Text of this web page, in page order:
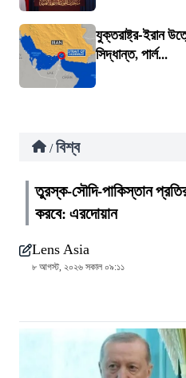
যুক্তরাষ্ট্র-ইরান
সিদ্ধান্ত, পার্ল...
/ বিশ্ব
তুরস্ক-সৌদি-পাকিস্তান
করবে: এরদোয়ান
Lens Asia
৮ আগস্ট, ২০২৬ সকাল ০৯:১১